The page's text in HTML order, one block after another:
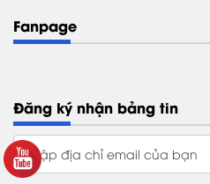
Fanpage
Đăng ký nhận bảng tin